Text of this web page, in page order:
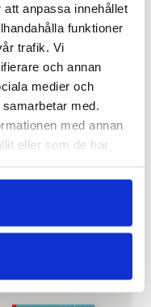
anpassa innehållet
funktioner
trafik. Vi
och annan
medier och
med.
med annan
eller som de har
JANSSON
–
serier 1
I VARUKORG